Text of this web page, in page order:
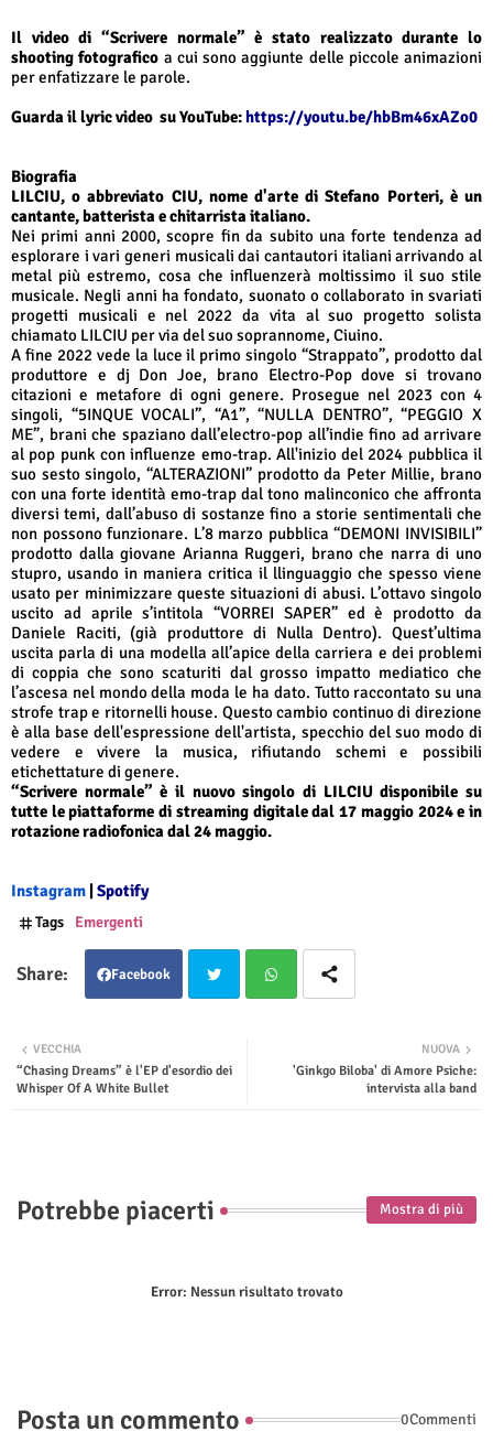
Il video di “Scrivere normale” è stato realizzato durante lo
shooting fotografico a cui sono aggiunte delle piccole animazioni
per enfatizzare le parole.
Guarda il lyric video su YouTube:https://youtu.be/hbBm46xAZo0
Biografia
LILCIU, o abbreviato CIU, nome d'arte di Stefano Porteri, è un
cantante, batterista e chitarrista italiano.
Nei primi anni 2000, scopre fin da subito una forte tendenza ad
esplorare i vari generi musicali dai cantautori italiani arrivando al
metal più estremo, cosa che influenzerà moltissimo il suo stile
musicale. Negli anni ha fondato, suonato o collaborato in svariati
progetti musicali e nel 2022 da vita al suo progetto solista
chiamato LILCIU per via del suo soprannome, Ciuino.
A fine 2022 vede la luce il primo singolo “Strappato”, prodotto dal
produttore e dj Don Joe, brano Electro-Pop dove si trovano
citazioni e metafore di ogni genere. Prosegue nel 2023 con 4
singoli, “5INQUE VOCALI”, “A1”, “NULLA DENTRO”, “PEGGIO X
ME”, brani che spaziano dall’electro-pop all’indie fino ad arrivare
al pop punk con influenze emo-trap. All'inizio del 2024 pubblica il
suo sesto singolo, “ALTERAZIONI” prodotto da Peter Millie, brano
con una forte identità emo-trap dal tono malinconico che affronta
diversi temi, dall’abuso di sostanze fino a storie sentimentali che
non possono funzionare. L’8 marzo pubblica “DEMONI INVISIBILI”
prodotto dalla giovane Arianna Ruggeri, brano che narra di uno
stupro, usando in maniera critica il llinguaggio che spesso viene
usato per minimizzare queste situazioni di abusi. L’ottavo singolo
uscito ad aprile s’intitola “VORREI SAPER” ed è prodotto da
Daniele Raciti, (già produttore di Nulla Dentro). Quest’ultima
uscita parla di una modella all’apice della carriera e dei problemi
di coppia che sono scaturiti dal grosso impatto mediatico che
l’ascesa nel mondo della moda le ha dato. Tutto raccontato su una
strofe trap e ritornelli house. Questo cambio continuo di direzione
è alla base dell'espressione dell'artista, specchio del suo modo di
vedere e vivere la musica, rifiutando schemi e possibili
etichettature di genere.
“Scrivere normale” è il nuovo singolo di LILCIU disponibile su
tutte le piattaforme di streaming digitale dal 17 maggio 2024 e in
rotazione radiofonica dal 24 maggio.
Instagram | Spotify
Tags Emergenti
Facebook
ter
NUOVA
'Ginkgo Biloba' di Amore Psiche:
intervista alla band
VECCHIA
“Chasing Dreams” è l'EP d'esordio dei
Whisper Of A White Bullet
Potrebbe piacerti Mostra di più
Error: Nessun risultato trovato
Posta un commento 0Commenti